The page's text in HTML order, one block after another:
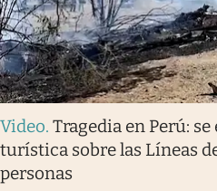
Video. Tragedia en Perú:
turística sobre las Líneas
personas